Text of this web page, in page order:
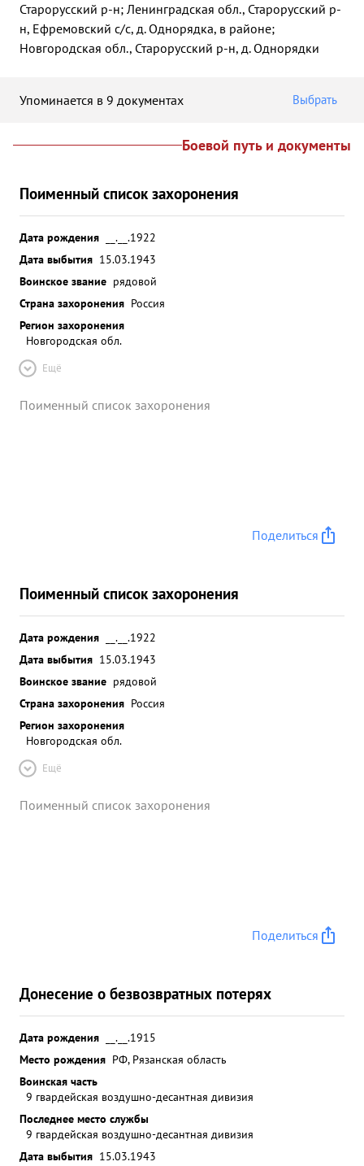
Старорусский р-н; Ленинградская обл., Старорусский р-
н, Ефремовский с/с, д. Однорядка, в районе;
Новгородская обл., Старорусский р-н, д. Однорядки
Упоминается в 9 документах Выбрать
Боевой путь и документы
Поименный список захоронения
Дата рождения
__.__.1922
Дата выбытия 15.03.1943
Воинское звание рядовой
Страна захоронения Россия
Регион захоронения
Новгородская обл.
Ещё
Поименный список захоронения
Поделиться
Поименный список захоронения
Дата рождения
__.__.1922
Дата выбытия 15.03.1943
Воинское звание рядовой
Страна захоронения Россия
Регион захоронения
Новгородская обл.
Ещё
Поименный список захоронения
Поделиться
Донесение о безвозвратных потерях
Дата рождения
__.__.1915
Место рождения РФ, Рязанская область
Воинская часть
9 гвардейская воздушно-десантная дивизия
Последнее место службы
9 гвардейская воздушно-десантная дивизия
Дата выбытия 15.03.1943